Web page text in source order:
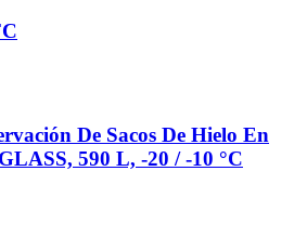
De Sacos De Hielo En
590 L, -20 / -10 °C